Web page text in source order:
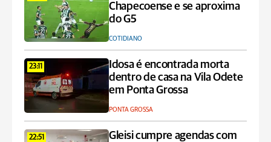
Chapecoense e se aproxima
do G5
COTIDIANO
23:11
Idosa é encontrada morta
dentro de casa na Vila Odete
em Ponta Grossa
PONTA GROSSA
22:51
Gleisi cumpre agendas com